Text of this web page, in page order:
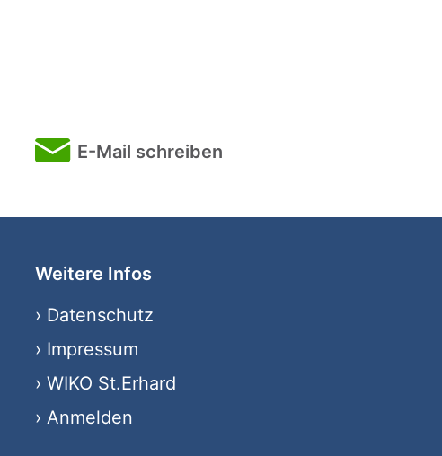
E-Mail schreiben
Weitere Infos
› Datenschutz
› Impressum
› WIKO St.Erhard
› Anmelden